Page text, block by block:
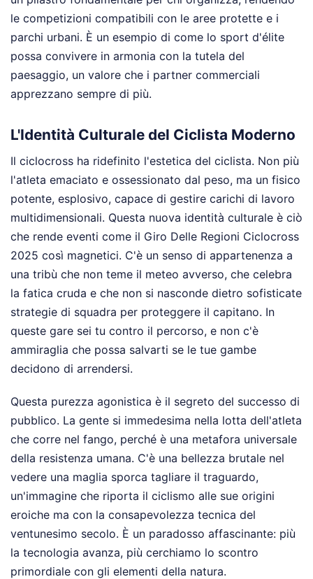
le competizioni compatibili con le aree protette e i
parchi urbani. È un esempio di come lo sport d'élite
possa convivere in armonia con la tutela del
paesaggio, un valore che i partner commerciali
apprezzano sempre di più.
L'Identità Culturale del Ciclista Moderno
Il ciclocross ha ridefinito l'estetica del ciclista. Non più
l'atleta emaciato e ossessionato dal peso, ma un fisico
potente, esplosivo, capace di gestire carichi di lavoro
multidimensionali. Questa nuova identità culturale è ciò
che rende eventi come il Giro Delle Regioni Ciclocross
2025 così magnetici. C'è un senso di appartenenza a
una tribù che non teme il meteo avverso, che celebra
la fatica cruda e che non si nasconde dietro sofisticate
strategie di squadra per proteggere il capitano. In
queste gare sei tu contro il percorso, e non c'è
ammiraglia che possa salvarti se le tue gambe
decidono di arrendersi.
Questa purezza agonistica è il segreto del successo di
pubblico. La gente si immedesima nella lotta dell'atleta
che corre nel fango, perché è una metafora universale
della resistenza umana. C'è una bellezza brutale nel
vedere una maglia sporca tagliare il traguardo,
un'immagine che riporta il ciclismo alle sue origini
eroiche ma con la consapevolezza tecnica del
ventunesimo secolo. È un paradosso affascinante: più
la tecnologia avanza, più cerchiamo lo scontro
primordiale con gli elementi della natura.